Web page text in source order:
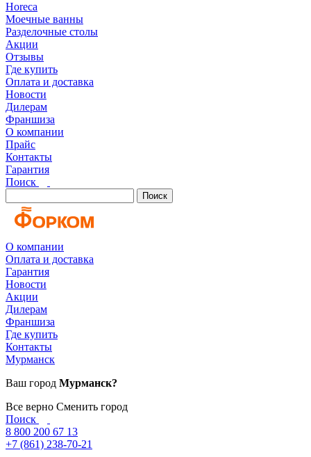
Horeca
Моечные ванны
Разделочные столы
Акции
Отзывы
Где купить
Оплата и доставка
Новости
Дилерам
Франшиза
О компании
Прайс
Контакты
Гарантия
Поиск
Поиск
О компании
Оплата и доставка
Гарантия
Новости
Акции
Дилерам
Франшиза
Где купить
Контакты
Мурманск
Ваш город Мурманск?
Все верно Сменить город
Поиск
8 800 200 67 13
+7 (861) 238-70-21